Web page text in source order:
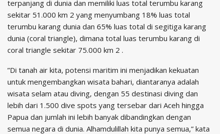
terpanjang di dunia dan memiliki luas total terumbu karang
sekitar 51.000 km 2 yang menyumbang 18% luas total
terumbu karang dunia dan 65% luas total di segitiga karang
dunia (coral triangle), dimana total luas terumbu karang di
coral triangle sekitar 75.000 km 2 .
”Di tanah air kita, potensi maritim ini menjadikan kekuatan
untuk mengembangkan wisata bahari, diantaranya adalah
wisata selam atau diving, dengan 55 destinasi diving dan
lebih dari 1.500 dive spots yang tersebar dari Aceh hingga
Papua dan jumlah ini lebih banyak dibandingkan dengan
semua negara di dunia. Alhamdulillah kita punya semua,” kata